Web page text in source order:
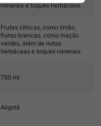
minerais e toques herbáceos.
Frutas cítricas, como limão,
frutas brancas, como maçãs
verdes, além de notas
herbáceas e toques minerais.
750 ml
Aligoté